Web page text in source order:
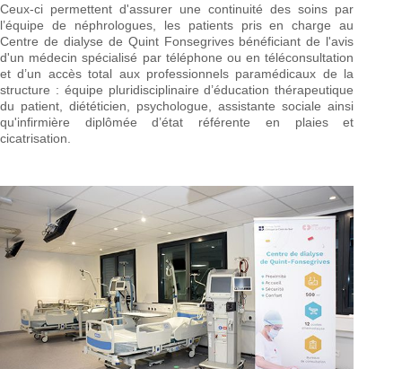
Ceux-ci permettent d'assurer une continuité des soins par
l’équipe de néphrologues, les patients pris en charge au
Centre de dialyse de Quint Fonsegrives bénéficiant de l'avis
d'un médecin spécialisé par téléphone ou en téléconsultation
et d’un accès total aux professionnels paramédicaux de la
structure : équipe pluridisciplinaire d’éducation thérapeutique
du patient, diététicien, psychologue, assistante sociale ainsi
qu'infirmière diplômée d’état référente en plaies et
cicatrisation.